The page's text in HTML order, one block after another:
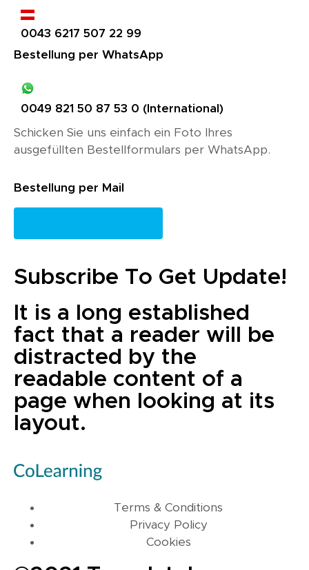
0043 6217 507 22 99
Bestellung per WhatsApp
0049 821 50 87 53 0 (International)
Schicken Sie uns einfach ein Foto Ihres
ausgefüllten Bestellformulars per WhatsApp.
Bestellung per Mail
Subscribe To Get Update!
It is a long established
fact that a reader will be
distracted by the
readable content of a
page when looking at its
layout.
Terms & Conditions
Privacy Policy
Cookies